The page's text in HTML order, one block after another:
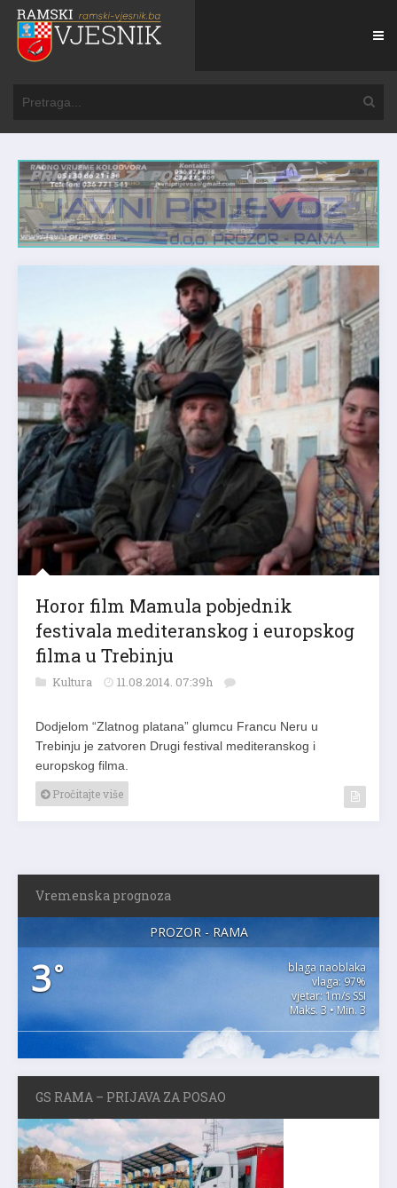
Horor film Mamula pobjednik
festivala mediteranskog i europskog
filma u Trebinju
Kultura 11.08.2014. 07:39h
Dodjelom “Zlatnog platana” glumcu Francu Neru u
Trebinju je zatvoren Drugi festival mediteranskog i
europskog filma.
Pročitajte više
Vremenska prognoza
PROZOR - RAMA
3°
blaga naoblaka
vlaga: 97%
vjetar: 1m/s SSI
Maks. 3 • Min. 3
GS RAMA – PRIJAVA ZA POSAO